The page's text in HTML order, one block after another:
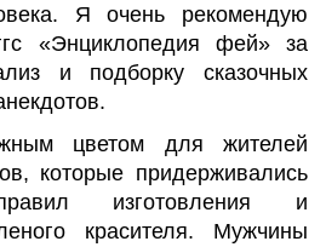
Я очень рекомендую
«Энциклопедия фей» за
и подборку сказочных
цветом для жителей
которые придерживались
изготовления и
красителя. Мужчины